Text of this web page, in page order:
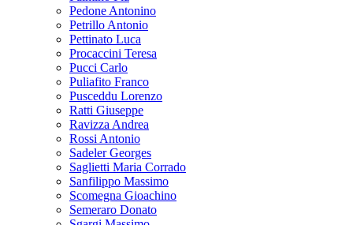
Pedone Antonino
Petrillo Antonio
Pettinato Luca
Procaccini Teresa
Pucci Carlo
Puliafito Franco
Pusceddu Lorenzo
Ratti Giuseppe
Ravizza Andrea
Rossi Antonio
Sadeler Georges
Saglietti Maria Corrado
Sanfilippo Massimo
Scomegna Gioachino
Semeraro Donato